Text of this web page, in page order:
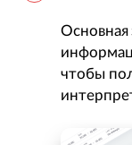
Основная
чтобы